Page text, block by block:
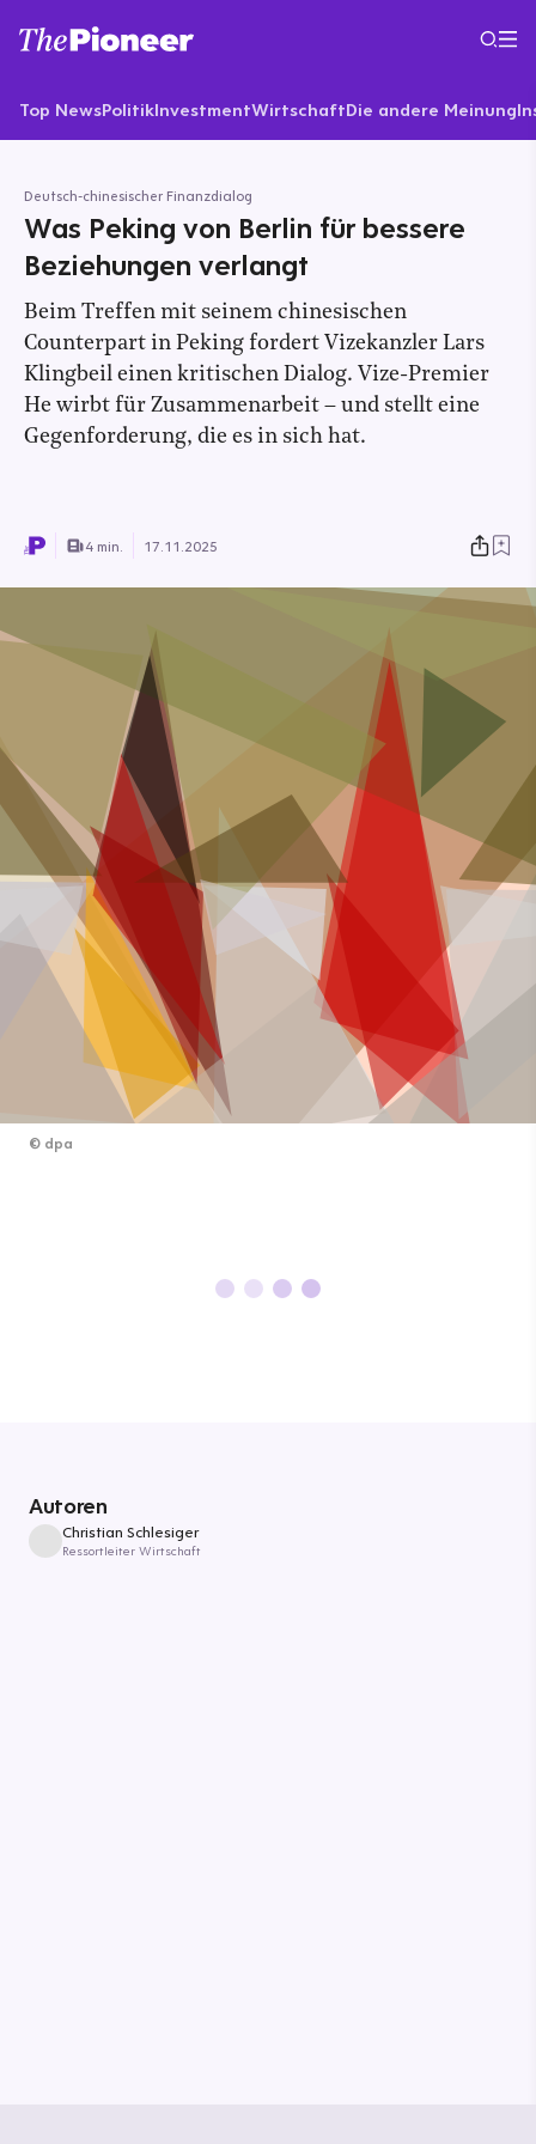
Top NewsPolitikInvestmentWirtschaftDie andere Meinung
Deutsch-chinesischer Finanzdialog
Was Peking von Berlin für bessere
Beziehungen verlangt
Beim Treffen mit seinem chinesischen
Counterpart in Peking fordert Vizekanzler Lars
Klingbeil einen kritischen Dialog. Vize-Premier
He wirbt für Zusammenarbeit – und stellt eine
Gegenforderung, die es in sich hat.
4 min. 17.11.2025
© dpa
Autoren
Christian Schlesiger
Ressortleiter Wirtschaft